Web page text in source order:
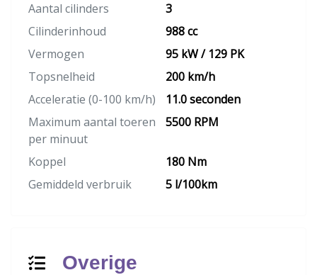
Aantal cilinders
3
Cilinderinhoud
988 cc
Vermogen
95 kW / 129 PK
Topsnelheid
200 km/h
Acceleratie (0-100 km/h)
11.0 seconden
Maximum aantal toeren
per minuut
5500 RPM
Koppel
180 Nm
Gemiddeld verbruik
5 l/100km
Overige